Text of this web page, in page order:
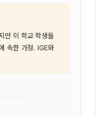
만 이 학교 학생들
속한 가정. IGE와